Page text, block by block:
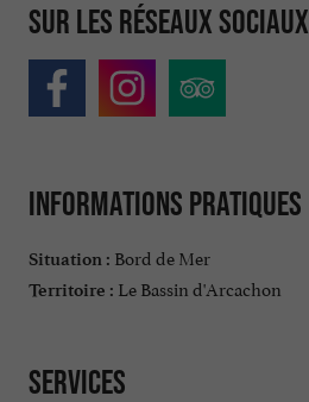
Sur les réseaux sociaux
Informations pratiques
Situation : Bord de Mer
Territoire : Le Bassin d'Arcachon
Services